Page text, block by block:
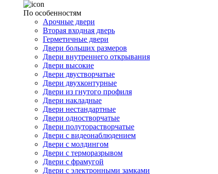
По особенностям
Арочные двери
Вторая входная дверь
Герметичные двери
Двери больших размеров
Двери внутреннего открывания
Двери высокие
Двери двустворчатые
Двери двухконтурные
Двери из гнутого профиля
Двери накладные
Двери нестандартные
Двери одностворчатые
Двери полуторастворчатые
Двери с видеонаблюдением
Двери с молдингом
Двери с терморазрывом
Двери с фрамугой
Двери с электронными замками